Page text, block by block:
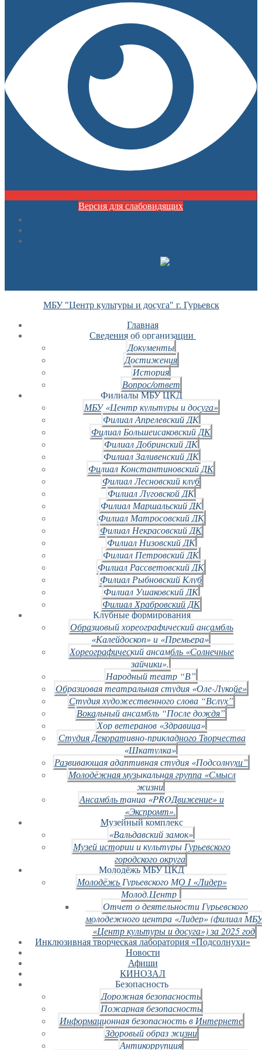
Версия для слабовидящих
МБУ "Центр культуры и досуга" г. Гурьевск
Главная
Сведения об организации
Документы
Достижения
История
Вопрос/ответ
Филиалы МБУ ЦКД
МБУ «Центр культуры и досуга»
Филиал Апрелевский ДК
Филиал Большеисаковский ДК
Филиал Добринский ДК
Филиал Заливенский ДК
Филиал Константиновский ДК
Филиал Лесновский клуб
Филиал Луговской ДК
Филиал Маршальский ДК
Филиал Матросовский ДК
Филиал Некрасовский ДК
Филиал Низовский ДК
Филиал Петровский ДК
Филиал Рассветовский ДК
Филиал Рыбновский Клуб
Филиал Ушаковский ДК
Филиал Храбровский ДК
Клубные формирования
Образцовый хореографический ансамбль
«Калейдоскоп» и «Премьера»
Хореографический ансамбль «Солнечные
зайчики».
Народный театр “В”
Образцовая театральная студия «Оле-Лукойе»
Студия художественного слова “Вслух”
Вокальный ансамбль “После дождя”
Хор ветеранов «Здравица»
Студия Декоративно-прикладного Творчества
«Шкатулка»
Развивающая адаптивная студия «Подсолнухи”
Молодёжная музыкальная группа «Смысл
жизни
Ансамбль танца «PROДвижение» и
«Экспромт».
Музейный комплекс
«Вальдавский замок»
Музей истории и культуры Гурьевского
городского округа
Молодёжь МБУ ЦКД
Молодёжь Гурьевского МО I «Лидер»
Молод.Центр
Отчет о деятельности Гурьевского
молодежного центра «Лидер» (филиал
«Центр культуры и досуга») за 2025 год
Инклюзивная творческая лаборатория «Подсолнухи»
Новости
Афиши
КИНОЗАЛ
Безопасность
Дорожная безопасность
Пожарная безопасность
Информационная безопасность в Интернете
Здоровый образ жизни
Антикоррупция